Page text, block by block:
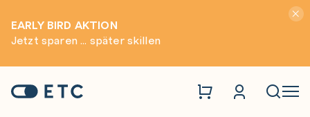
EARLY BIRD AKTION
Jetzt sparen ... später skillen
Startseite: ETC